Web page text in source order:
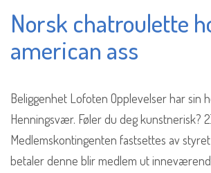
Norsk chatroulette
american ass
Beliggenhet Lofoten Opplevelser har sin
Henningsvær. Føler du deg kunstnerisk?
Medlemskontingenten fastsettes av
betaler denne blir medlem ut